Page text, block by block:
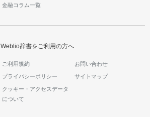
金融コラム一覧
Weblio辞書をご利用の方へ
ご利用規約 お問い合わせ
プライバシーポリシー サイトマップ
クッキー・アクセスデータ
について